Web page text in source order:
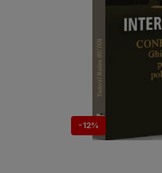
-12%